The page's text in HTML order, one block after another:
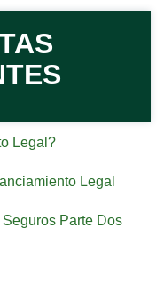
Legal?
Legal
Parte Dos